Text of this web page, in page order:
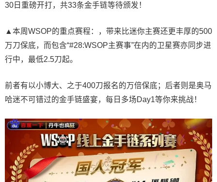
30日重磅开打，共33条金手链等待颁发！
▲本周WSOP的重点赛程：，带来比迷你主赛还更丰厚的500
万刀保底，而包含“#28:WSOP主赛事”在内的卫星赛亦同步进
行中，最低2.5刀起。
前者有以小博大、之于400刀报名的万倍保底；后者则是奥马
哈迷不可错过的金手链盛宴，每日多场Day1等你来挑战！